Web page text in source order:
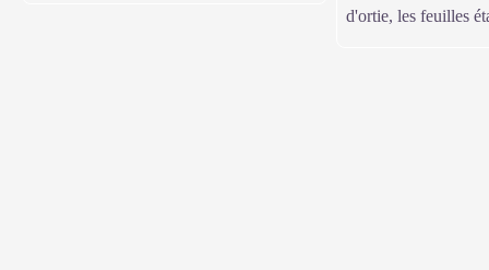
d'ortie, les feuilles